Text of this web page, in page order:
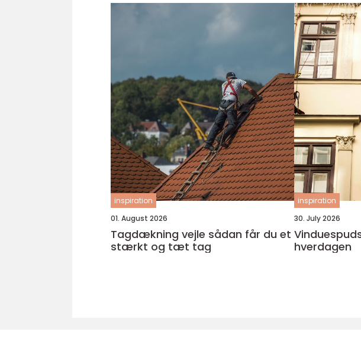
inspiration
01. August 2026
Tagdækning vejle sådan får du et
stærkt og tæt tag
inspiration
30. July 2026
Vinduespudser
hverdagen